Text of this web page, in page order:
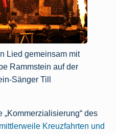
Lied gemeinsam mit
Rammstein auf der
Sänger Till
„Kommerzialisierung“ des
Kreuzfahrten und